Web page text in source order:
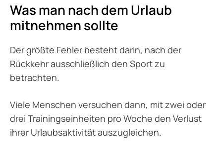
Was man nach dem Urlaub
mitnehmen sollte
Der größte Fehler besteht darin, nach der
Rückkehr ausschließlich den Sport zu
betrachten.
Viele Menschen versuchen dann, mit zwei oder
drei Trainingseinheiten pro Woche den Verlust
ihrer Urlaubsaktivität auszugleichen.